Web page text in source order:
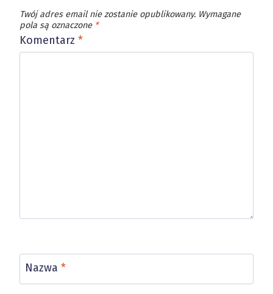
Twój adres email nie zostanie opublikowany. Wymagane
pola są oznaczone *
Komentarz *
Nazwa *